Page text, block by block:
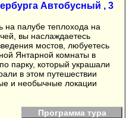
Автобусный , 3
на палубе теплохода на
вы наслаждаетесь
мостов, любуетесь
Янтарной комнаты в
парку, который украшали
в этом путешествии
и необычные локации
Программа тура